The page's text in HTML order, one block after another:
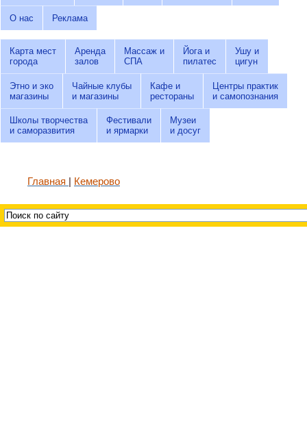
О нас Реклама
Карта мест
города
Аренда
залов
Массаж и
СПА
Йога и
пилатес
Ушу и
цигун
Этно и эко
магазины
Чайные клубы
и магазины
Кафе и
рестораны
Центры практик
и самопознания
Школы творчества
и саморазвития
Фестивали
и ярмарки
Музеи
и досуг
Главная Кемерово